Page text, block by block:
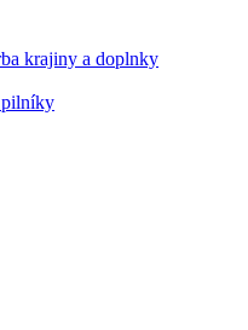
krajiny a doplnky
pilníky